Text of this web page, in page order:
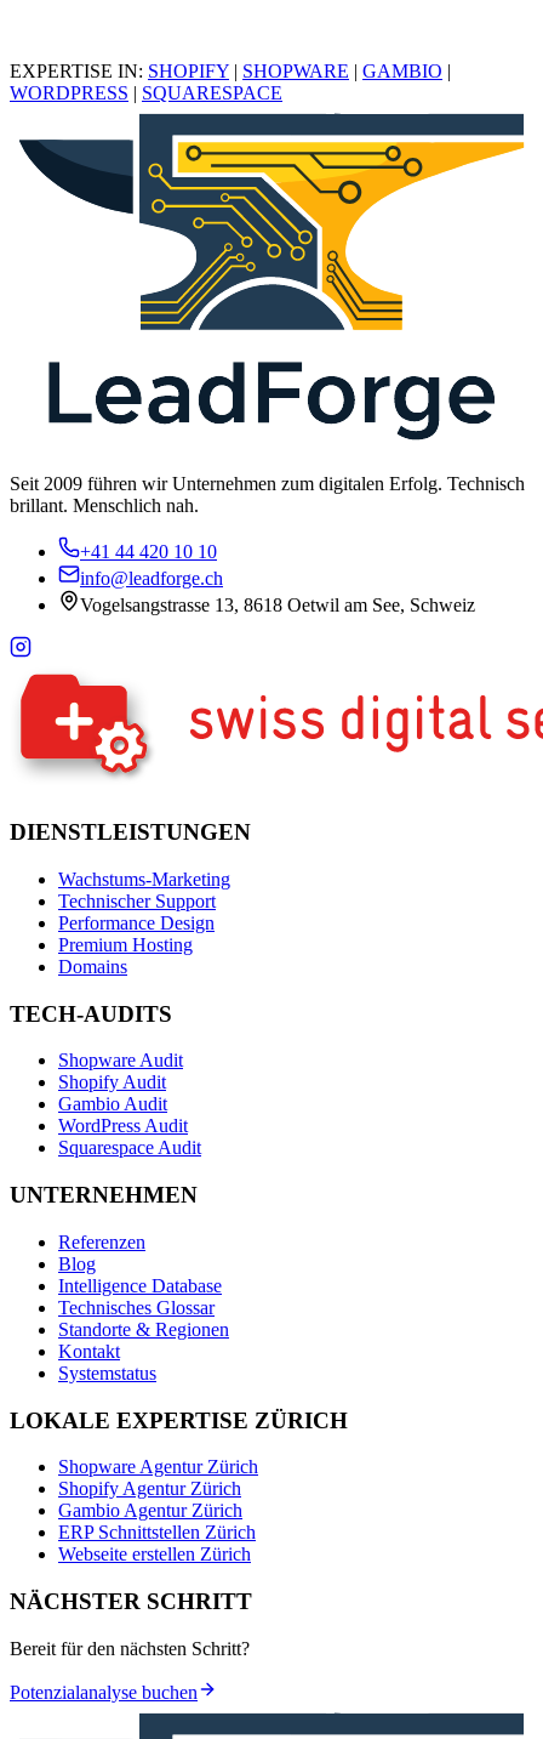
EXPERTISE IN: SHOPIFY | SHOPWARE | GAMBIO |
WORDPRESS | SQUARESPACE
Seit 2009 führen wir Unternehmen zum digitalen Erfolg. Technisch
brillant. Menschlich nah.
+41 44 420 10 10
info@leadforge.ch
Vogelsangstrasse 13, 8618 Oetwil am See, Schweiz
DIENSTLEISTUNGEN
Wachstums-Marketing
Technischer Support
Performance Design
Premium Hosting
Domains
TECH-AUDITS
Shopware Audit
Shopify Audit
Gambio Audit
WordPress Audit
Squarespace Audit
UNTERNEHMEN
Referenzen
Blog
Intelligence Database
Technisches Glossar
Standorte & Regionen
Kontakt
Systemstatus
LOKALE EXPERTISE ZÜRICH
Shopware Agentur Zürich
Shopify Agentur Zürich
Gambio Agentur Zürich
ERP Schnittstellen Zürich
Webseite erstellen Zürich
NÄCHSTER SCHRITT
Bereit für den nächsten Schritt?
Potenzialanalyse buchen